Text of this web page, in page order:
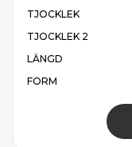
TJOCKLEK
TJOCKLEK 2
LÄNGD
FORM